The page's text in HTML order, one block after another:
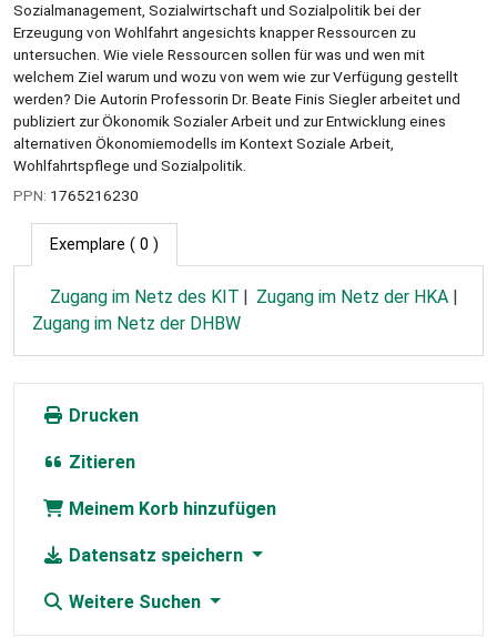
Sozialmanagement, Sozialwirtschaft und Sozialpolitik bei der
Erzeugung von Wohlfahrt angesichts knapper Ressourcen zu
untersuchen. Wie viele Ressourcen sollen für was und wen mit
welchem Ziel warum und wozu von wem wie zur Verfügung gestellt
werden? Die Autorin Professorin Dr. Beate Finis Siegler arbeitet und
publiziert zur Ökonomik Sozialer Arbeit und zur Entwicklung eines
alternativen Ökonomiemodells im Kontext Soziale Arbeit,
Wohlfahrtspflege und Sozialpolitik.
PPN: 1765216230
Exemplare ( 0 )
Zugang im Netz des KIT
Zugang im Netz der HKA
Zugang im Netz der DHBW
Drucken
Zitieren
Meinem Korb hinzufügen
Datensatz speichern
Weitere Suchen